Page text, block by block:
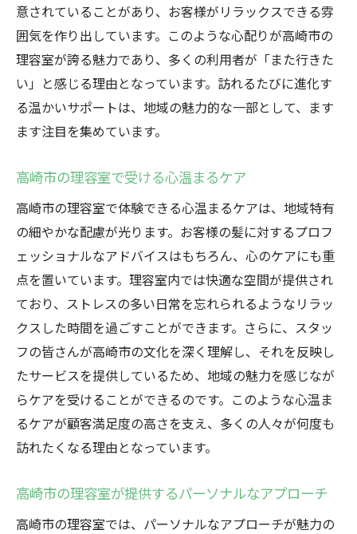
意されていることがあり、お客様がリラックスできる雰
囲気を作り出しています。このような心配りが高崎市の
理容室が誇る魅力であり、多くの利用者が「また行きた
い」と感じる理由となっています。訪れるたびに進化す
る温かいサポートは、地域の魅力的な一部として、ます
ます注目を集めています。
高崎市の理容室で受ける心温まるケア
高崎市の理容室で体験できる心温まるケアは、地域特有
の細やかな配慮が光ります。お客様の髪に対するプロフ
ェッショナルなアドバイスはもちろん、心のケアにも重
点を置いています。理容室内では快適な空間が提供され
ており、ストレスの多い日常を忘れられるようなリラッ
クスした時間を過ごすことができます。さらに、スタッ
フの皆さんが高崎市の文化を深く理解し、それを反映し
たサービスを提供しているため、地域の魅力を感じなが
らケアを受けることができるのです。このような心温ま
るケアが顧客満足度の高さを支え、多くの人々が何度も
訪れたくなる理由となっています。
高崎市の理容室が提供するパーソナルなアプローチ
高崎市の理容室では、パーソナルなアプローチが魅力の